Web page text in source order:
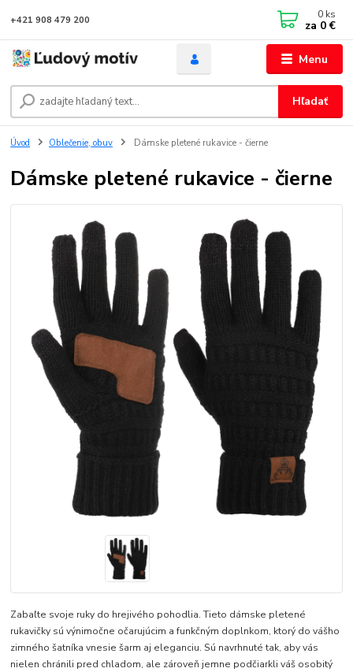
Menu
Hľadať
+421 908 479 200 0 ks
za 0 €
Úvod Oblečenie, obuv Dámske pletené rukavice - čierne
Dámske pletené rukavice - čierne
Zabaľte svoje ruky do hrejivého pohodlia. Tieto dámske pletené
rukavičky sú výnimočne očarujúcim a funkčným doplnkom, ktorý do vášho
zimného šatníka vnesie šarm aj eleganciu. Sú navrhnuté tak, aby vás
nielen chránili pred chladom, ale zároveň jemne podčiarkli váš osobitý